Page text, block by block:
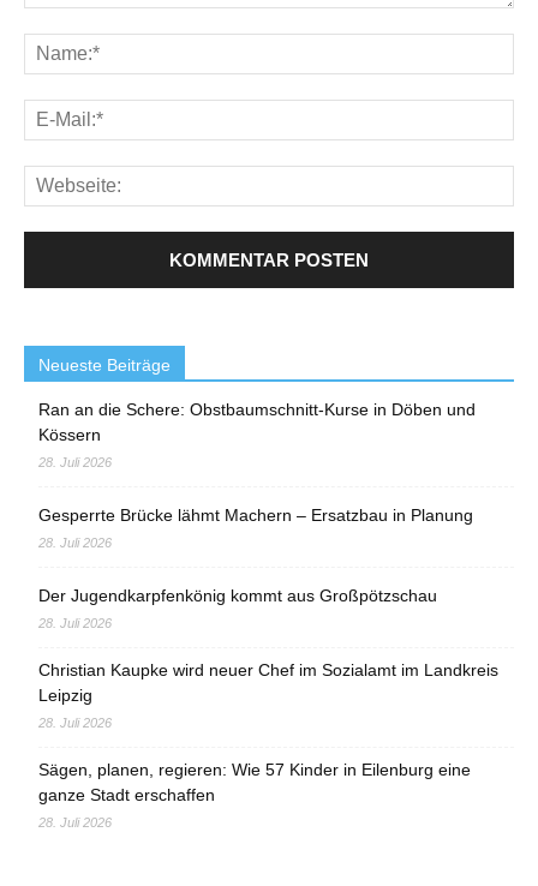
Neueste Beiträge
Ran an die Schere: Obstbaumschnitt-Kurse in Döben und
Kössern
28. Juli 2026
Gesperrte Brücke lähmt Machern – Ersatzbau in Planung
28. Juli 2026
Der Jugendkarpfenkönig kommt aus Großpötzschau
28. Juli 2026
Christian Kaupke wird neuer Chef im Sozialamt im Landkreis
Leipzig
28. Juli 2026
Sägen, planen, regieren: Wie 57 Kinder in Eilenburg eine
ganze Stadt erschaffen
28. Juli 2026